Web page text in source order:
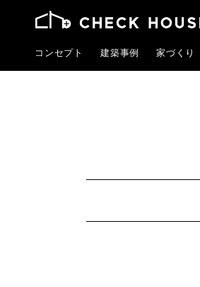
コンセプト 建築事例 家づくり